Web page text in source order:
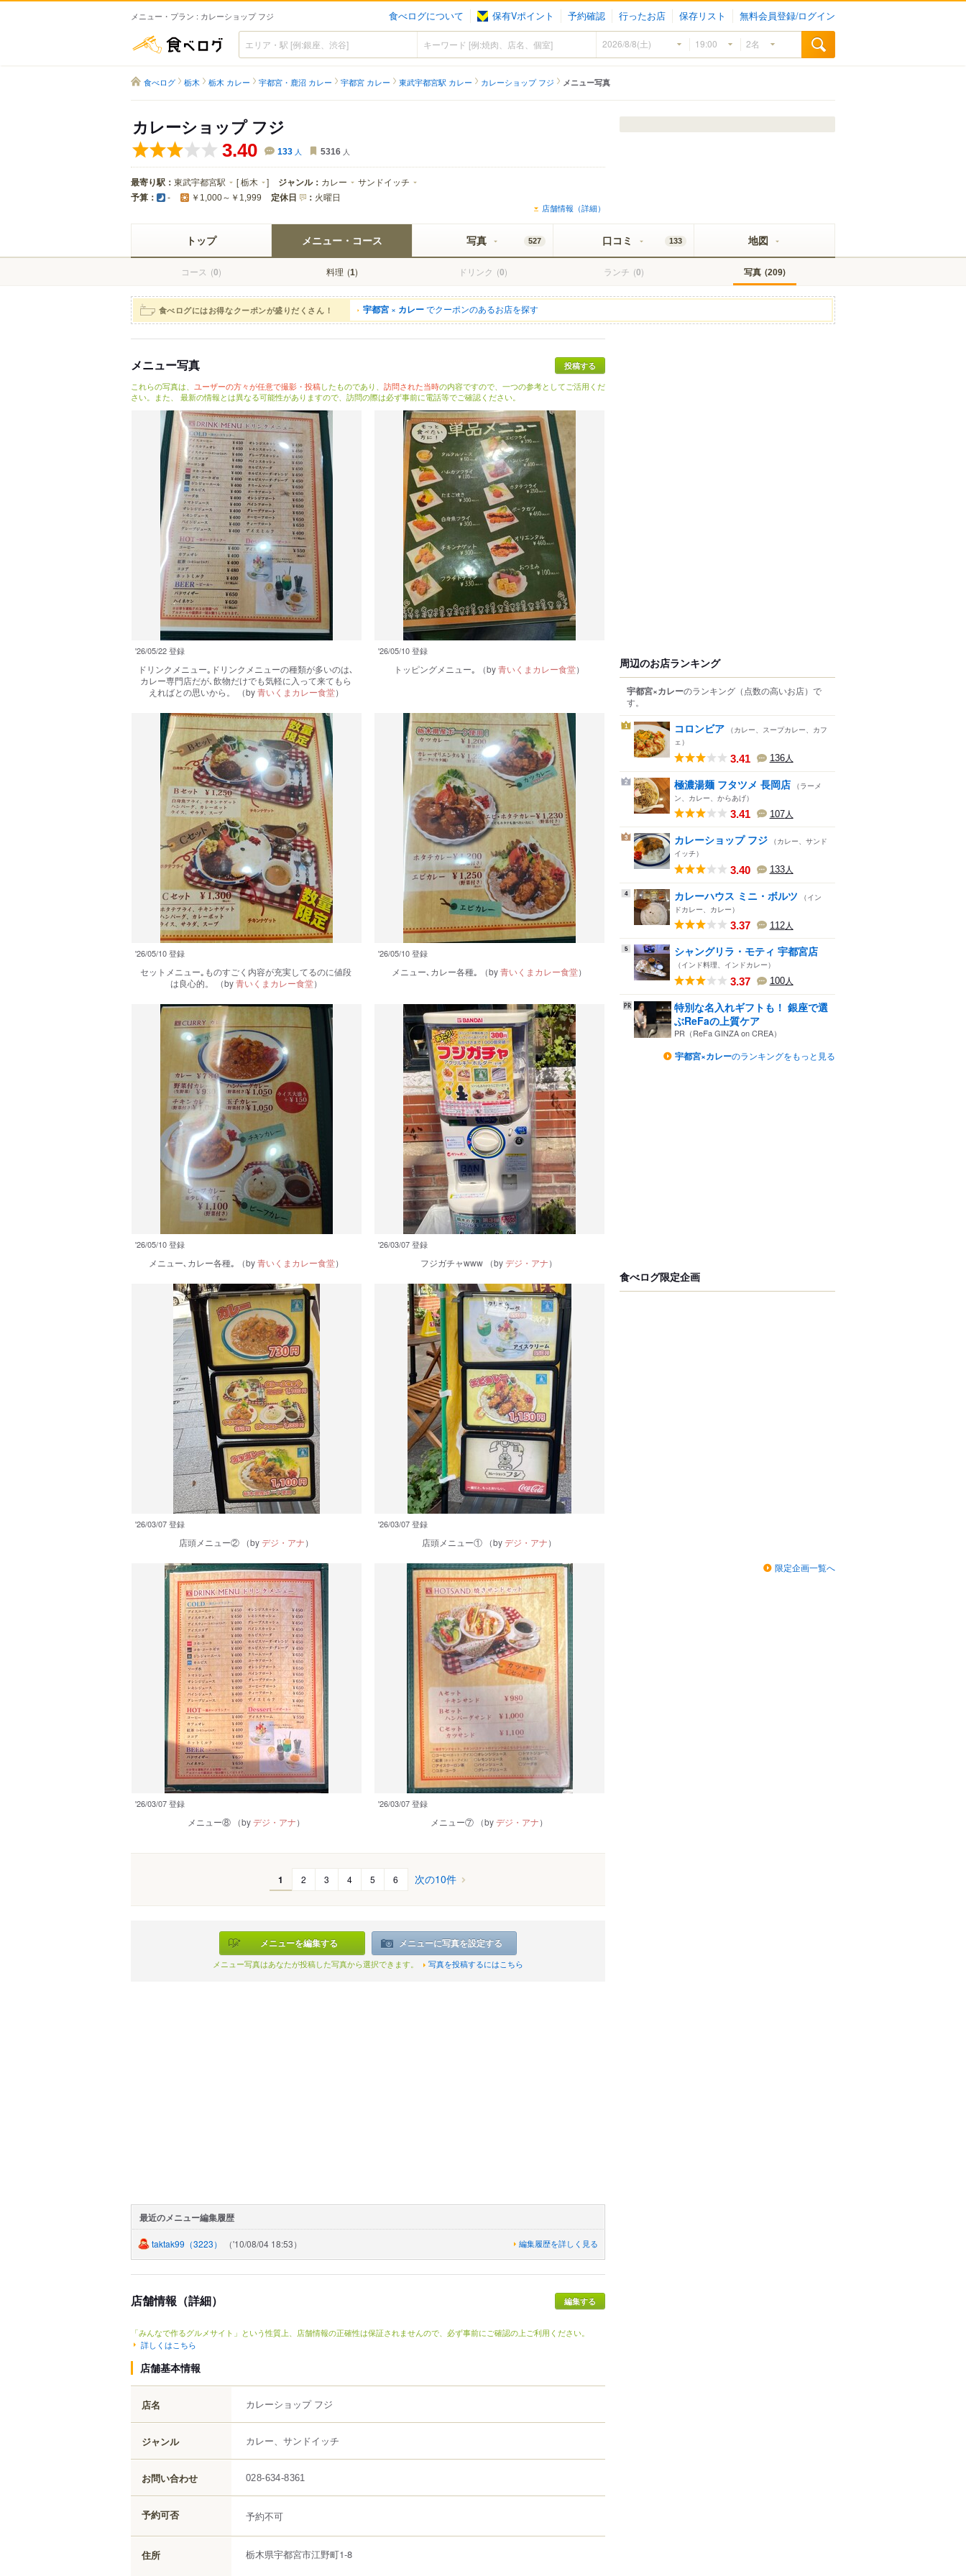
メニュー・プラン : カレーショップ フジ 食べログについて 保有Vポイント 予約確認 行ったお店 保存リスト 無料会員登録/ログイン
食べログ
食べログ 栃木 栃木 カレー 宇都宮・鹿沼 カレー 宇都宮 カレー 東武宇都宮駅 カレー カレーショップ フジ メニュー写真
カレーショップ フジ
3.40 133 人 5316 人
最寄り駅： 東武宇都宮駅 [栃木 ] ジャンル： カレー サンドイッチ
予算： - ￥1,000～￥1,999 定休日 ： 火曜日
店舗情報（詳細）
トップ メニュー・コース
コース (0) 料理 (1) ドリンク (0) ランチ (0) 写真 (209)
写真 527 口コミ 133 地図
食べログにはお得なクーポンが盛りだくさん！ 宇都宮 × カレーでクーポンのあるお店を探す
メニュー写真 投稿する
これらの写真は、 ユーザーの方々が任意で撮影・投稿したものであり、 訪問された当時の内容ですので、一つの参考としてご活用くだ
さい。また、 最新の情報とは異なる可能性がありますので、訪問の際は必ず事前に電話等でご確認ください。
'26/05/22 登録
ドリンクメニュー｡ドリンクメニューの種類が多いのは､
カレー専門店だが､飲物だけでも気軽に入って来てもら
えればとの思いから。
（by青いくまカレー食堂）
'26/05/10 登録
トッピングメニュー｡ （by青いくまカレー食堂）
'26/05/10 登録
セットメニュー｡ものすごく内容が充実してるのに値段
は良心的。
（by青いくまカレー食堂）
'26/05/10 登録
メニュー､カレー各種｡ （by青いくまカレー食堂）
'26/05/10 登録
メニュー､カレー各種｡ （by青いくまカレー食堂）
'26/03/07 登録
フジガチャwww （byデジ・アナ）
'26/03/07 登録
店頭メニュー② （byデジ・アナ）
'26/03/07 登録
店頭メニュー① （byデジ・アナ）
'26/03/07 登録
メニュー⑧ （byデジ・アナ）
'26/03/07 登録
メニュー⑦ （byデジ・アナ）
1 2 3 4 5 6 次の10件
メニューを編集する メニューに写真を設定する
メニュー写真はあなたが投稿した写真から選択できます。 写真を投稿するにはこちら
最近のメニュー編集履歴
taktak99 （3223） （'10/08/04 18:53） 編集履歴を詳しく見る
店舗情報（詳細）
「みんなで作るグルメサイト」という性質上、店舗情報の正確性は保証されませんので、必ず事前にご確認の上ご利用ください。
詳しくはこちら
店舗基本情報
店名 カレーショップ フジ
ジャンル カレー、サンドイッチ
お問い合わせ 028-634-8361
予約可否 予約不可
住所 栃木県宇都宮市江野町1-8
周辺のお店ランキング
宇都宮×カレーのランキング （点数の高いお店） で
す。
1 コロンビア （カレー、スープカレー、カフ
ェ）
3.41 136人
2 極濃湯麺 フタツメ 長岡店 （ラーメ
ン、カレー、からあげ）
3.41 107人
3 カレーショップ フジ （カレー、サンド
イッチ）
3.40 133人
4 カレーハウス ミニ・ボルツ
（イン
ドカレー、カレー）
3.37 112人
5 シャングリラ・モティ 宇都宮店
（インド料理、インドカレー）
3.37 100人
特別な名入れギフトも！ 銀座で選
ぶReFaの上質ケア
PR（ReFa GINZA on CREA）
宇都宮×カレーのランキングをもっと見る
食べログ限定企画
限定企画一覧へ